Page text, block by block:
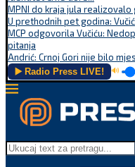
MPNI do kraja jula
U prethodnih pet godina:
MCP odgovorila Vučiću:
pitanja
Andrić: Crnoj Gori nije bilo
▶️ Radio Press LIVE! 🔊